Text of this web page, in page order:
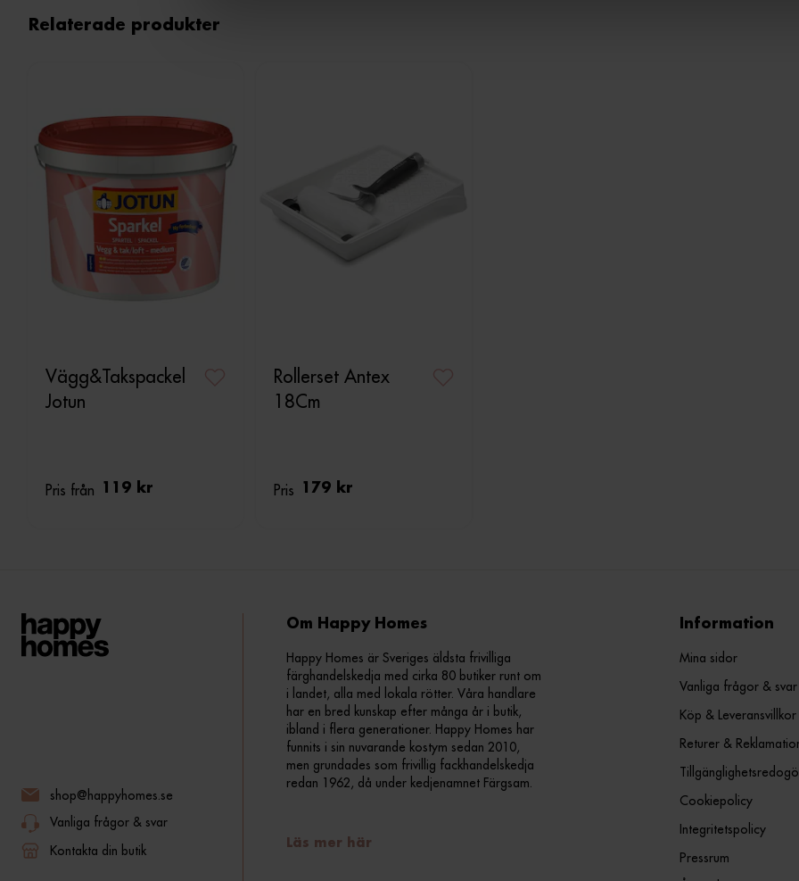
a
Relaterade produkter
Vägg&Takspackel
Jotun
Pris från 119 kr
Rollerset Antex
18Cm
Pris 179 kr
shop@happyhomes.se
Vanliga frågor & svar
Kontakta din butik
Om Happy Homes
Happy Homes är Sveriges äldsta frivilliga
färghandelskedja med cirka 80 butiker runt om
i landet, alla med lokala rötter. Våra handlare
har en bred kunskap efter många år i butik,
ibland i flera generationer. Happy Homes har
funnits i sin nuvarande kostym sedan 2010,
men grundades som frivillig fackhandelskedja
redan 1962, då under kedjenamnet Färgsam.
Läs mer här
Information
Mina sidor
Vanliga frågor & svar
Köp & Leveransvillkor
Returer &
Cookiepolicy
Integritetspolicy
Pressrum